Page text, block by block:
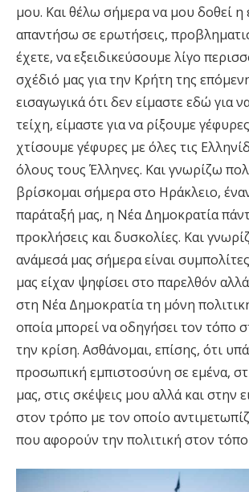
μου. Και θέλω σήμερα να μου δοθεί η
απαντήσω σε ερωτήσεις,
έχετε, να εξειδικεύσουμε λίγο
σχέδιό μας για την Κρήτη της
εισαγωγικά ότι δεν είμαστε εδώ για
τείχη, είμαστε για να ρίξουμε
χτίσουμε γέφυρες με όλες τις
όλους τους Έλληνες. Και γνωρίζω
βρίσκομαι σήμερα στο Ηράκλειο,
παράταξή μας, η Νέα Δημοκρατία
προκλήσεις και δυσκολίες. Και
ανάμεσά μας σήμερα είναι
μας είχαν ψηφίσει στο παρελθόν
στη Νέα Δημοκρατία τη μόνη
οποία μπορεί να οδηγήσει τον τόπο
την κρίση. Ασθάνομαι, επίσης, ότι
προσωπική εμπιστοσύνη σε εμένα,
μας, στις σκέψεις μου αλλά και στην
στον τρόπο με τον οποίο
που αφορούν την πολιτική στον